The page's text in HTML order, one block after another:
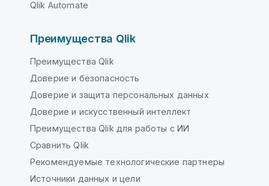
Qlik Automate
Преимущества Qlik
Преимущества Qlik
Доверие и безопасность
Доверие и защита персональных данных
Доверие и искусственный интеллект
Преимущества Qlik для работы с ИИ
Сравнить Qlik
Рекомендуемые технологические партнеры
Источники данных и цели